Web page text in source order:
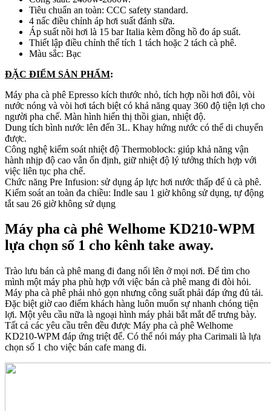
Tiêu chuẩn an toàn: CCC safety standard.
4 nấc điều chỉnh áp hơi suất đánh sữa.
Áp suất nồi hơi là 15 bar Italia kèm đồng hồ đo áp suất.
Thiết lập điều chỉnh thể tích 1 tách hoặc 2 tách cà phê.
Màu sắc: Bạc
ĐẶC ĐIỂM SẢN PHẨM:
Máy pha cà phê Epresso kích thước nhỏ, tích hợp nồi hơi đôi, vòi
nước nóng và vòi hơi tách biệt có khả năng quay 360 độ tiện lợi cho
người pha chế. Màn hình hiển thị thồi gian, nhiệt độ.
Dung tích bình nước lên đến 3L. Khay hứng nước có thể di chuyển
được.
Công nghệ kiểm soát nhiệt độ Thermoblock: giúp khả năng vận
hành nhịp độ cao vẫn ổn định, giữ nhiệt độ lý tưởng thích hợp với
việc liên tục pha chế.
Chức năng Pre Infusion: sử dụng áp lực hơi nước thấp để ủ cà phê.
Kiểm soát an toàn đa chiều: Indle sau 1 giờ không sử dụng, tự động
tắt sau 26 giờ không sử dụng
Máy pha cà phê Welhome KD210-WPM
lựa chọn số 1 cho kênh take away.
Trào lưu bán cà phê mang đi đang nổi lên ở mọi nơi. Để tìm cho
mình một máy pha phù hợp với việc bán cà phê mang đi đòi hỏi.
Máy pha cà phê phải nhỏ gọn nhưng công suất phải đáp ứng đủ tải.
Đặc biệt giờ cao điểm khách hàng luôn muốn sự nhanh chóng tiện
lợi. Một yêu cầu nữa là ngoại hình máy phải bắt mắt để trưng bày.
Tất cả các yêu cầu trên đều được Máy pha cà phê Welhome
KD210-WPM đáp ứng triệt để. Có thể nói máy pha Carimali là lựa
chọn số 1 cho việc bán cafe mang đi.